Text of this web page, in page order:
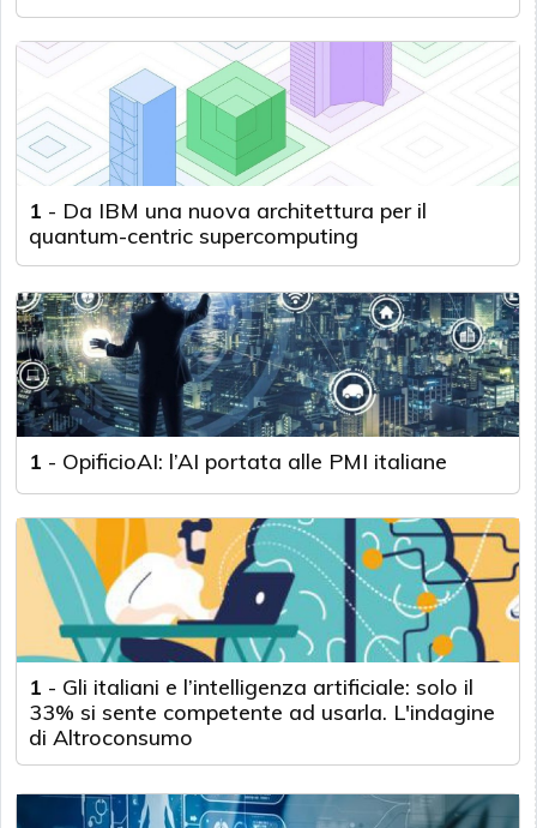
1 - Da IBM una nuova architettura per il
quantum-centric supercomputing
1 - OpificioAI: l’AI portata alle PMI italiane
1 - Gli italiani e l’intelligenza artificiale: solo il
33% si sente competente ad usarla. L'indagine
di Altroconsumo